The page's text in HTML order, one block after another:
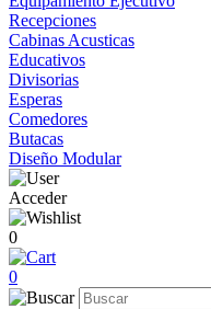
Recepciones
Cabinas Acusticas
Educativos
Divisorias
Esperas
Comedores
Butacas
Diseño Modular
Acceder
0
0